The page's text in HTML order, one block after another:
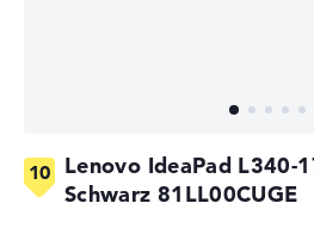
Lenovo IdeaPad L340-
Schwarz 81LL00CUGE